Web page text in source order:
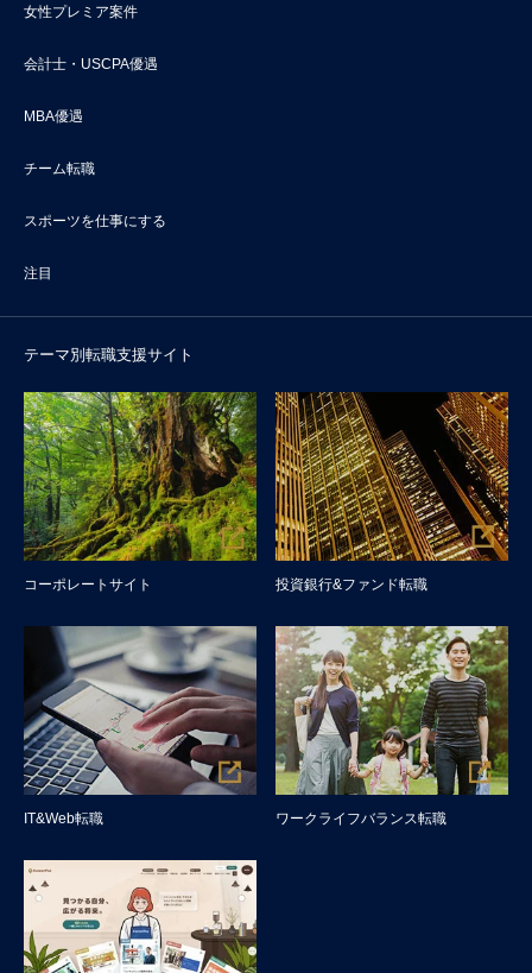
女性プレミア案件
会計士・USCPA優遇
MBA優遇
チーム転職
スポーツを仕事にする
注目
テーマ別転職支援サイト
コーポレートサイト 投資銀行&ファンド転職
IT&Web転職 ワークライフバランス転職